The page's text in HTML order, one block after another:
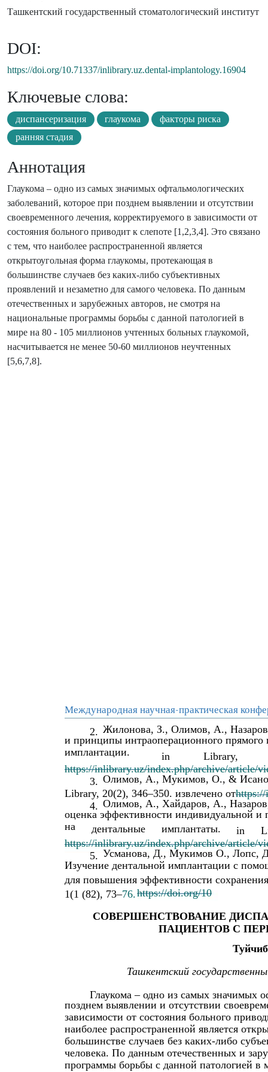
Ташкентский государственный стоматологический институт
DOI:
https://doi.org/10.71337/inlibrary.uz.dental-implantology.16904
Ключевые слова:
диспансеризация глаукома
факторы риска
ранняя стадия
Аннотация
Глаукома – одно из самых значимых офтальмологических
заболеваний, которое при позднем выявлении и отсутствии
своевременного лечения, корректируемого в зависимости от
состояния больного приводит к слепоте [1,2,3,4]. Это связано
с тем, что наиболее распространенной является
открытоугольная форма глаукомы, протекающая в
большинстве случаев без каких-либо субъективных
проявлений и незаметно для самого человека. По данным
отечественных и зарубежных авторов, не смотря на
национальные программы борьбы с данной патологией в
мире на 80 - 105 миллионов учтенных больных глаукомой,
насчитывается не менее 50-60 миллионов неучтенных
[5,6,7,8].
Международная научная-практическая
2. Жилонова, З., Олимов, А.,
и принципы интраоперационного прямого
имплантации.
in
Library,
https://inlibrary.uz/index.php/archive/article/
3. Олимов, А., Мукимов, О., &
Library, 20(2), 346–350. извлечено от
4. Олимов, А., Хайдаров, А.,
оценка эффективности индивидуальной и
на
дентальные имплантаты. in
https://inlibrary.uz/index.php/archive/article/
5. Усманова, Д., Мукимoв O., Лопс,
Изучение дентальной имплантации c
для повышения эффективности
1(1 (82), 73–76.https://doi.org/10
СОВЕРШЕНСТВОВАНИЕ
ПАЦИЕНТОВ С
Ташкентский
Глаукома – одно из самых значимых
позднем выявлении и отсутствии
зависимости от состояния больного
наиболее распространенной является
большинстве случаев без каких-либо
человека. По данным отечественных и
программы борьбы с данной патологией